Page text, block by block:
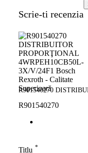
Scrie-ti recenzia
R901540270
R901540270
Titlu *